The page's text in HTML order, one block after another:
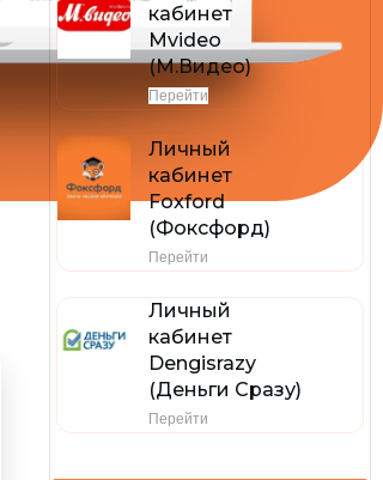
кабинет
Mvideo
(М.Видео)
Перейти
Личный
кабинет
Foxford
(Фоксфорд)
Перейти
Личный
кабинет
Dengisrazy
(Деньги Сразу)
Перейти